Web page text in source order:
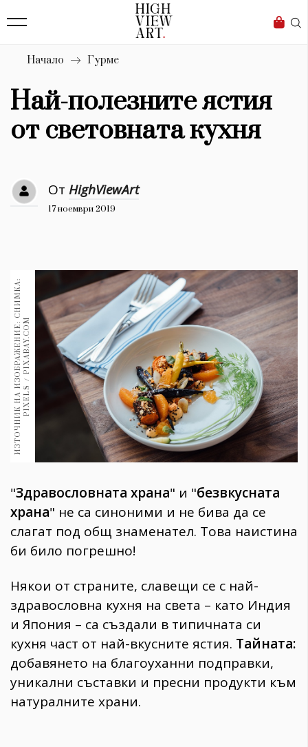
Бизнес
Мода
Dialogue
Изкуство
4339
Красота
777
Книги 1188
30+ 1970
Гурме 1709
Пътувай
237
Здраве 389
Gentlemen
382
Wellness
1816
ПОСЛЕДВАЙТЕ
НИ
Начало Гурме
Най-полезните ястия
от световната кухня
От HighViewArt
17 ноември 2019
И
З
Т
О
Ч
Н
И
К
Н
А
И
З
О
Б
Р
А
Ж
Е
Н
И
Е
:
С
Н
И
М
К
А
:
P
I
X
E
L
S
/
P
I
X
A
B
A
Y
.
C
OM
"Здравословната храна" и "безвкусната
храна" не са синоними и не бива да се
слагат под общ знаменател. Това наистина
би било погрешно!
Някои от страните, славещи се с най-
здравословна кухня на света – като Индия
и Япония – са създали в типичната си
кухня част от най-вкусните ястия. Тайната:
добавянето на благоуханни подправки,
уникални съставки и пресни продукти към
натуралните храни.